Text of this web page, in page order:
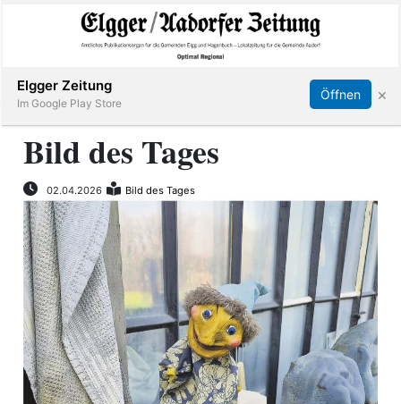
Elgg
Aadorf
Hagenbuch
E-
Paper
App
Abonnieren Online Anmelden Anmelden
Bild des Tages
02.04.2026 Bild des Tages
Elgger Zeitung
Im Google Play Store
Öffnen ×